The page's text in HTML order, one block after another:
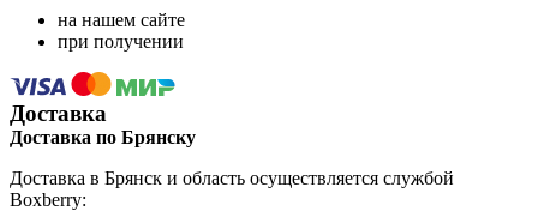
на нашем сайте
при получении
Доставка
Доставка по Брянску
Доставка в Брянск и область осуществляется службой
Boxberry: